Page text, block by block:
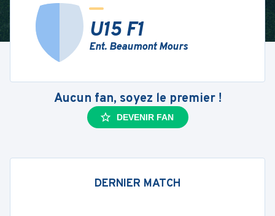
U15 F1
Ent. Beaumont Mours
Aucun fan, soyez le premier !
DEVENIR FAN
DERNIER MATCH